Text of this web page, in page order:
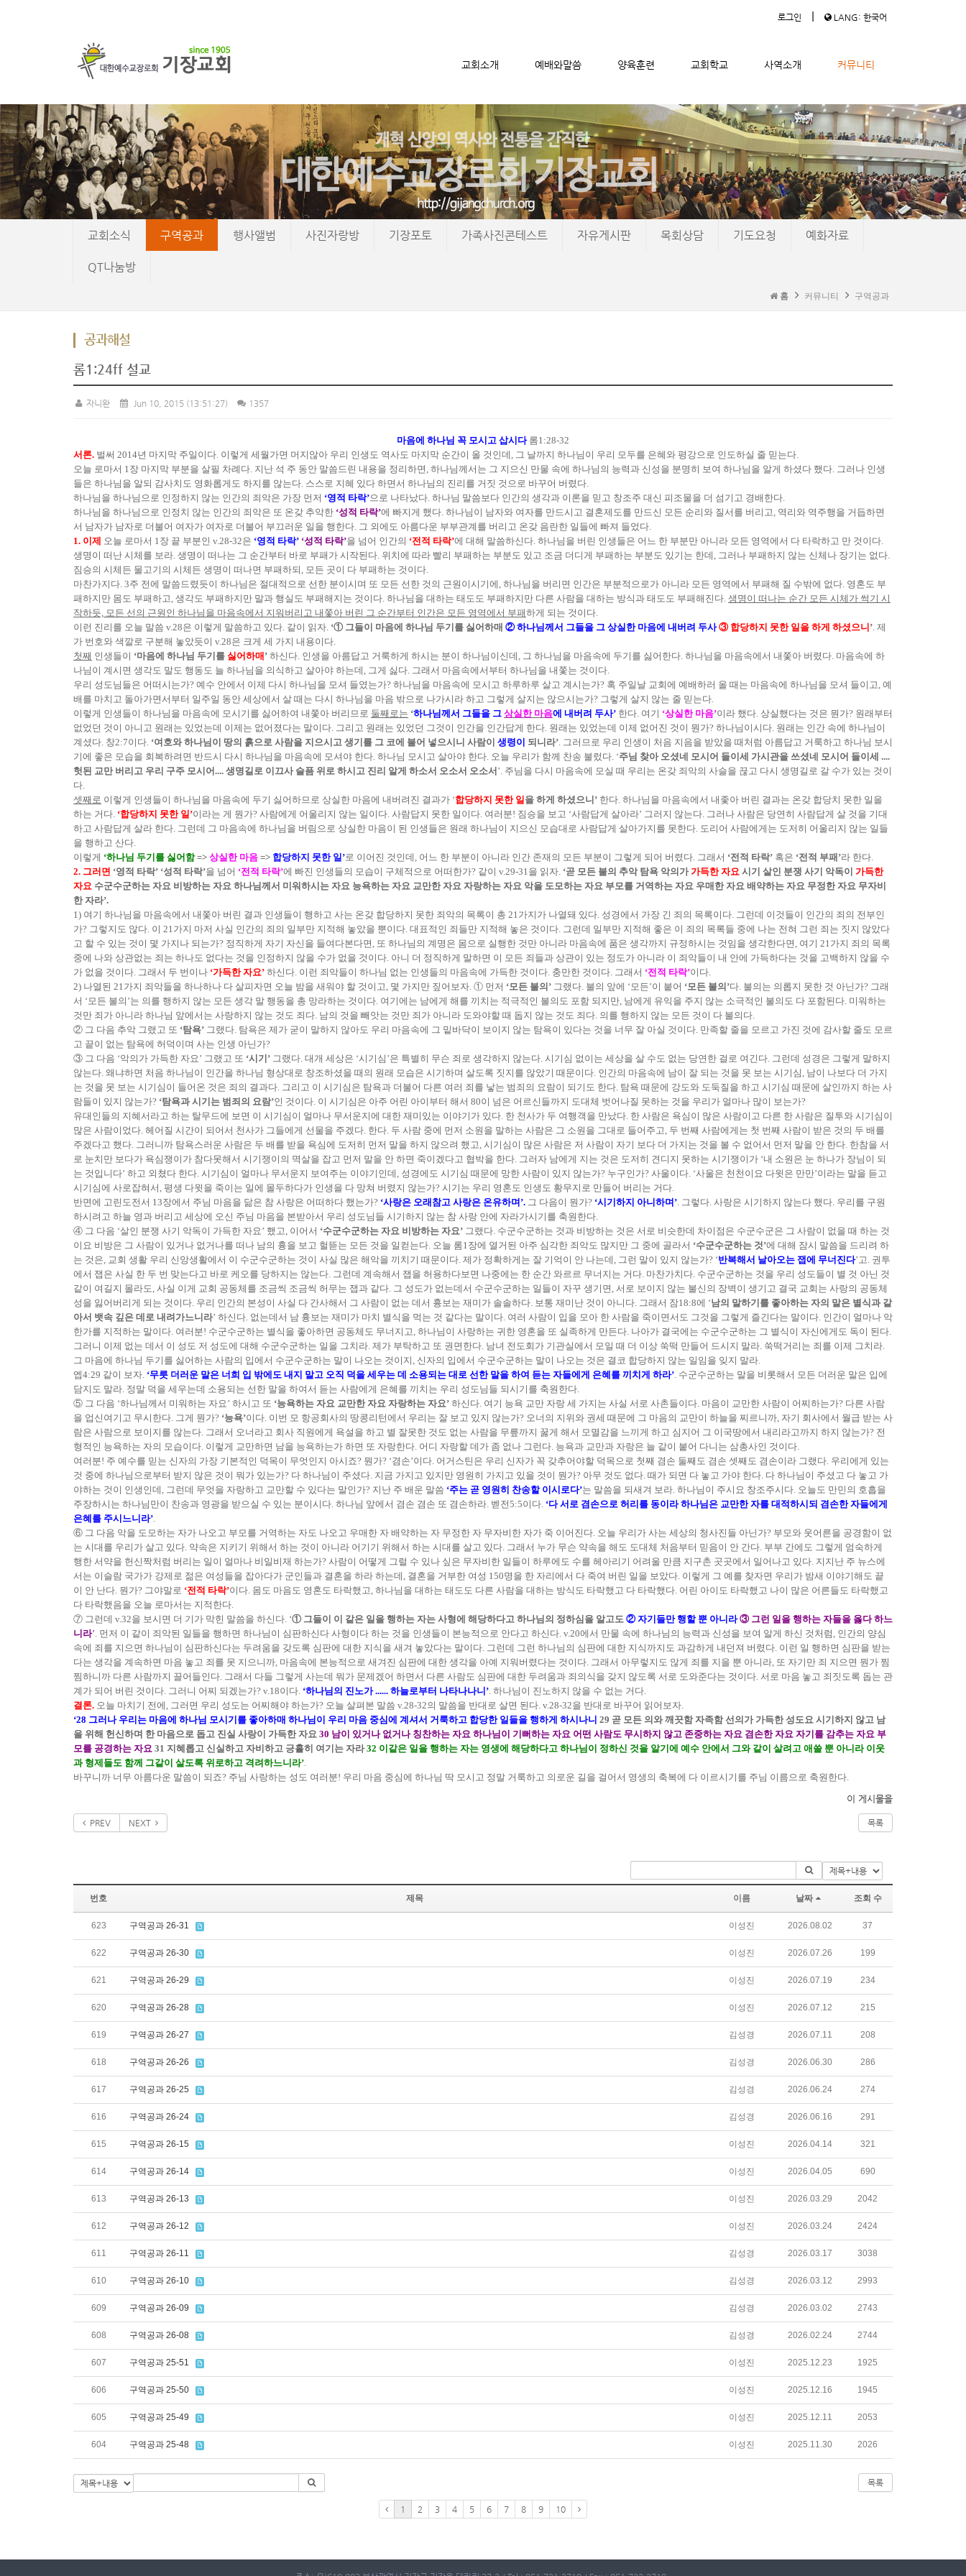
로그인 | LANG: 한국어
교회소개 예배와말씀 양육훈련 교회학교 사역소개 커뮤니티
메뉴 건너뛰기
교회소식 구역공과 행사앨범 사진자랑방 기장포토 가족사진콘테스트 자유게시판 목회상담 기도요청 예화자료
QT나눔방
홈 커뮤니티 구역공과
공과해설
롬1:24ff 설교
자니완 Jun 10, 2015 (13:51:27) 1357
마음에 하나님 꼭 모시고 삽시다롬1:28-32
서론. 벌써 2014년 마지막 주일이다. 이렇게 세월가면 머지않아 우리 인생도 역사도 마지막 순간이 올 것인데, 그 날까지 하나님이 우리 모두를 은혜와 평강으로 인도하실 줄 믿는다.
오늘 로마서 1장 마지막 부분을 살필 차례다. 지난 석 주 동안 말씀드린 내용을 정리하면, 하나님께서는 그 지으신 만물 속에 하나님의 능력과 신성을 분명히 보여 하나님을 알게 하셨다 했다. 그러나 인생
들은 하나님을 알되 감사치도 영화롭게도 하지를 않는다. 스스로 지혜 있다 하면서 하나님의 진리를 거짓 것으로 바꾸어 버렸다.
하나님을 하나님으로 인정하지 않는 인간의 죄악은 가장 먼저 ‘영적 타락’으로 나타났다. 하나님 말씀보다 인간의 생각과 이론을 믿고 창조주 대신 피조물을 더 섬기고 경배한다.
하나님을 하나님으로 인정치 않는 인간의 죄악은 또 온갖 추악한 ‘성적 타락’에 빠지게 했다. 하나님이 남자와 여자를 만드시고 결혼제도를 만드신 모든 순리와 질서를 버리고, 역리와 역주행을 거듭하면
서 남자가 남자로 더불어 여자가 여자로 더불어 부끄러운 일을 행한다. 그 외에도 아름다운 부부관계를 버리고 온갖 음란한 일들에 빠져 들었다.
1. 이제 오늘 로마서 1장 끝 부분인 v.28-32은 ‘영적 타락’ ‘성적 타락’을 넘어 인간의 ‘전적 타락’에 대해 말씀하신다. 하나님을 버린 인생들은 어느 한 부분만 아니라 모든 영역에서 다 타락하고 만 것이다.
생명이 떠난 시체를 보라. 생명이 떠나는 그 순간부터 바로 부패가 시작된다. 위치에 따라 빨리 부패하는 부분도 있고 조금 더디게 부패하는 부분도 있기는 한데, 그러나 부패하지 않는 신체나 장기는 없다.
짐승의 시체든 물고기의 시체든 생명이 떠나면 부패하되, 모든 곳이 다 부패하는 것이다.
마찬가지다. 3주 전에 말씀드렸듯이 하나님은 절대적으로 선한 분이시며 또 모든 선한 것의 근원이시기에, 하나님을 버리면 인간은 부분적으로가 아니라 모든 영역에서 부패해 질 수밖에 없다. 영혼도 부
패하지만 몸도 부패하고, 생각도 부패하지만 말과 행실도 부패해지는 것이다. 하나님을 대하는 태도도 부패하지만 다른 사람을 대하는 방식과 태도도 부패해진다. 생명이 떠나는 순간 모든 시체가 썩기 시
작하듯, 모든 선의 근원인 하나님을 마음속에서 지워버리고 내쫓아 버린 그 순간부터 인간은 모든 영역에서 부패하게 되는 것이다.
이런 진리를 오늘 말씀 v.28은 이렇게 말씀하고 있다. 같이 읽자. ‘① 그들이 마음에 하나님 두기를 싫어하매 ② 하나님께서 그들을 그 상실한 마음에 내버려 두사 ③ 합당하지 못한 일을 하게 하셨으니 ’. 제
가 번호와 색깔로 구분해 놓았듯이 v.28은 크게 세 가지 내용이다.
첫째 인생들이 ‘마음에 하나님 두기를 싫어하매 ’ 하신다. 인생을 아름답고 거룩하게 하시는 분이 하나님이신데, 그 하나님을 마음속에 두기를 싫어한다. 하나님을 마음속에서 내쫓아 버렸다. 마음속에 하
나님이 계시면 생각도 말도 행동도 늘 하나님을 의식하고 살아야 하는데, 그게 싫다. 그래서 마음속에서부터 하나님을 내쫓는 것이다.
우리 성도님들은 어떠시는가? 예수 안에서 이제 다시 하나님을 모셔 들였는가? 하나님을 마음속에 모시고 하루하루 살고 계시는가? 혹 주일날 교회에 예배하러 올 때는 마음속에 하나님을 모셔 들이고, 예
배를 마치고 돌아가면서부터 일주일 동안 세상에서 살 때는 다시 하나님을 마음 밖으로 나가시라 하고 그렇게 살지는 않으시는가? 그렇게 살지 않는 줄 믿는다.
이렇게 인생들이 하나님을 마음속에 모시기를 싫어하여 내쫓아 버리므로 둘째로는 ‘하나님께서 그들을 그 상실한 마음에 내버려 두사’ 한다. 여기 ‘상실한 마음’이라 했다. 상실했다는 것은 뭔가? 원래부터
없었던 것이 아니고 원래는 있었는데 이제는 없어졌다는 말이다. 그리고 원래는 있었던 그것이 인간을 인간답게 한다. 원래는 있었는데 이제 없어진 것이 뭔가? 하나님이시다. 원래는 인간 속에 하나님이
계셨다. 창2:7이다. ‘여호와 하나님이 땅의 흙으로 사람을 지으시고 생기를 그 코에 불어 넣으시니 사람이 생령이 되니라’. 그러므로 우리 인생이 처음 지음을 받았을 때처럼 아름답고 거룩하고 하나님 보시
기에 좋은 모습을 회복하려면 반드시 다시 하나님을 마음속에 모셔야 한다. 하나님 모시고 살아야 한다. 오늘 우리가 함께 찬송 불렀다. ‘주님 찾아 오셨네 모시어 들이세 가시관을 쓰셨네 모시어 들이세 ....
헛된 교만 버리고 우리 구주 모시어.... 생명길로 이끄사 슬픔 위로 하시고 진리 알게 하소서 오소서 오소서 ’. 주님을 다시 마음속에 모실 때 우리는 온갖 죄악의 사슬을 끊고 다시 생명길로 갈 수가 있는 것이
다.
셋째로 이렇게 인생들이 하나님을 마음속에 두기 싫어하므로 상실한 마음에 내버려진 결과가 ‘합당하지 못한 일을 하게 하셨으니’ 한다. 하나님을 마음속에서 내좇아 버린 결과는 온갖 합당치 못한 일을
하는 거다. ‘합당하지 못한 일’이라는 게 뭔가? 사람에게 어울리지 않는 일이다. 사람답지 못한 일이다. 여러분! 짐승을 보고 ‘사람답게 살아라’ 그러지 않는다. 그러나 사람은 당연히 사람답게 살 것을 기대
하고 사람답게 살라 한다. 그런데 그 마음속에 하나님을 버림으로 상실한 마음이 된 인생들은 원래 하나님이 지으신 모습대로 사람답게 살아가지를 못한다. 도리어 사람에게는 도저히 어울리지 않는 일들
을 행하고 산다.
이렇게 ‘하나님 두기를 싫어함=> 상실한 마음 => 합당하지 못한 일’로 이어진 것인데, 어느 한 부분이 아니라 인간 존재의 모든 부분이 그렇게 되어 버렸다. 그래서 ‘전적 타락’ 혹은 ‘전적 부패’라 한다.
2. 그러면 ‘영적 타락’ ‘성적 타락’을 넘어 ‘전적 타락’에 빠진 인생들의 모습이 구체적으로 어떠한가? 같이 v.29-31을 읽자. ‘곧 모든 불의 추악 탐욕 악의가가득한 자요 시기 살인 분쟁 사기 악독이 가득한
자요 수군수군하는 자요 비방하는 자요 하나님께서 미워하시는 자요 능욕하는 자요 교만한 자요 자랑하는 자요 악을 도모하는 자요 부모를 거역하는 자요 우매한 자요 배약하는 자요 무정한 자요 무자비
한 자라’.
1) 여기 하나님을 마음속에서 내쫓아 버린 결과 인생들이 행하고 사는 온갖 합당하지 못한 죄악의 목록이 총 21가지가 나열돼 있다. 성경에서 가장 긴 죄의 목록이다. 그런데 이것들이 인간의 죄의 전부인
가? 그렇지도 않다. 이 21가지 마저 사실 인간의 죄의 일부만 지적해 놓았을 뿐이다. 대표적인 죄들만 지적해 놓은 것이다. 그런데 일부만 지적해 좋은 이 죄의 목록들 중에 나는 전혀 그런 죄는 짓지 않았다
고 할 수 있는 것이 몇 가지나 되는가? 정직하게 자기 자신을 들여다본다면, 또 하나님의 계명은 몸으로 실행한 것만 아니라 마음속에 품은 생각까지 규정하시는 것임을 생각한다면, 여기 21가지 죄의 목록
중에 나와 상관없는 죄는 하나도 없다는 것을 인정하지 않을 수가 없을 것이다. 아니 더 정직하게 말하면 이 모든 죄들과 상관이 있는 정도가 아니라 이 죄악들이 내 안에 가득하다는 것을 고백하지 않을 수
가 없을 것이다. 그래서 두 번이나 ‘가득한 자요’ 하신다. 이런 죄악들이 하나님 없는 인생들의 마음속에 가득한 것이다. 충만한 것이다. 그래서 ‘전적 타락’이다.
2) 나열된 21가지 죄악들을 하나하나 다 살피자면 오늘 밤을 새워야 할 것이고, 몇 가지만 짚어보자. ① 먼저 ‘모든 불의’ 그랬다. 불의 앞에 ‘모든’이 붙어 ‘모든 불의’다. 불의는 의롭지 못한 것 아닌가? 그래
서 ‘모든 불의’는 의를 행하지 않는 모든 생각 말 행동을 총 망라하는 것이다. 여기에는 남에게 해를 끼치는 적극적인 불의도 포함 되지만, 남에게 유익을 주지 않는 소극적인 불의도 다 포함된다. 미워하는
것만 죄가 아니라 하나님 앞에서는 사랑하지 않는 것도 죄다. 남의 것을 빼앗는 것만 죄가 아니라 도와야할 때 돕지 않는 것도 죄다. 의를 행하지 않는 모든 것이 다 불의다.
② 그 다음 추악 그랬고 또 ‘탐욕’ 그랬다. 탐욕은 제가 굳이 말하지 않아도 우리 마음속에 그 밑바닥이 보이지 않는 탐욕이 있다는 것을 너무 잘 아실 것이다. 만족할 줄을 모르고 가진 것에 감사할 줄도 모르
고 끝이 없는 탐욕에 허덕이며 사는 인생 아닌가?
③ 그 다음 ‘악의가 가득한 자요’ 그랬고 또 ‘시기’ 그랬다. 대개 세상은 ‘시기심’은 특별히 무슨 죄로 생각하지 않는다. 시기심 없이는 세상을 살 수도 없는 당연한 걸로 여긴다. 그런데 성경은 그렇게 말하지
않는다. 왜냐하면 처음 하나님이 인간을 하나님 형상대로 창조하셨을 때의 원래 모습은 시기하며 살도록 짓지를 않았기 때문이다. 인간의 마음속에 남이 잘 되는 것을 못 보는 시기심, 남이 나보다 더 가지
는 것을 못 보는 시기심이 들어온 것은 죄의 결과다. 그리고 이 시기심은 탐욕과 더불어 다른 여러 죄를 낳는 범죄의 요람이 되기도 한다. 탐욕 때문에 강도와 도둑질을 하고 시기심 때문에 살인까지 하는 사
람들이 있지 않는가? ‘탐욕과 시기는 범죄의 요람’인 것이다. 이 시기심은 아주 어린 아이부터 해서 80이 넘은 어르신들까지 도대체 벗어나질 못하는 것을 우리가 얼마나 많이 보는가?
유대인들의 지혜서라고 하는 탈무드에 보면 이 시기심이 얼마나 무서운지에 대한 재미있는 이야기가 있다. 한 천사가 두 여행객을 만났다. 한 사람은 욕심이 많은 사람이고 다른 한 사람은 질투와 시기심이
많은 사람이었다. 헤어질 시간이 되어서 천사가 그들에게 선물을 주겠다. 한다. 두 사람 중에 먼저 소원을 말하는 사람은 그 소원을 그대로 들어주고, 두 번째 사람에게는 첫 번째 사람이 받은 것의 두 배를
주겠다고 했다. 그러니까 탐욕스러운 사람은 두 배를 받을 욕심에 도저히 먼저 말을 하지 않으려 했고, 시기심이 많은 사람은 저 사람이 자기 보다 더 가지는 것을 볼 수 없어서 먼저 말을 안 한다. 한참을 서
로 눈치만 보다가 욕심쟁이가 참다못해서 시기쟁이의 멱살을 잡고 먼저 말을 안 하면 죽이겠다고 협박을 한다. 그러자 남에게 지는 것은 도저히 견디지 못하는 시기쟁이가 ‘내 소원은 눈 하나가 장님이 되
는 것입니다’ 하고 외쳤다 한다. 시기심이 얼마나 무서운지 보여주는 이야기인데, 성경에도 시기심 때문에 망한 사람이 있지 않는가? 누구인가? 사울이다. ‘사울은 천천이요 다윗은 만만’이라는 말을 듣고
시기심에 사로잡혀서, 평생 다윗을 죽이는 일에 몰두하다가 인생을 다 망쳐 버렸지 않는가? 시기는 우리 영혼도 인생도 황무지로 만들어 버리는 거다.
반면에 고린도전서 13장에서 주님 마음을 닮은 참 사랑은 어떠하다 했는가? ‘사랑은 오래참고 사랑은 온유하며’. 그 다음이 뭔가? ‘시기하지 아니하며’. 그렇다. 사랑은 시기하지 않는다 했다. 우리를 구원
하시려고 하늘 영과 버리고 세상에 오신 주님 마음을 본받아서 우리 성도님들 시기하지 않는 참 사랑 안에 자라가시기를 축원한다.
④ 그 다음 ‘살인 분쟁 사기 악독이 가득한 자요’ 했고, 이어서 ‘수군수군하는 자요 비방하는 자요’ 그랬다. 수군수군하는 것과 비방하는 것은 서로 비슷한데 차이점은 수군수군은 그 사람이 없을 때 하는 것
이요 비방은 그 사람이 있거나 없거나를 떠나 남의 흉을 보고 헐뜯는 모든 것을 일컫는다. 오늘 롬1장에 열거된 아주 심각한 죄악도 많지만 그 중에 골라서 ‘수군수군하는 것’에 대해 잠시 말씀을 드리려 하
는 것은, 교회 생활 우리 신앙생활에서 이 수군수군하는 것이 사실 많은 해악을 끼치기 때문이다. 제가 정확하게는 잘 기억이 안 나는데, 그런 말이 있지 않는가? ‘반복해서 날아오는 잽에 무너진다’고. 권투
에서 잽은 사실 한 두 번 맞는다고 바로 케오를 당하지는 않는다. 그런데 계속해서 잽을 허용하다보면 나중에는 한 순간 와르르 무너지는 거다. 마찬가치다. 수군수군하는 것을 우리 성도들이 별 것 아닌 것
같이 여길지 몰라도, 사실 이게 교회 공동체를 조금씩 조금씩 허무는 잽과 같다. 그 성도가 없는데서 수군수군하는 일들이 자꾸 생기면, 서로 보이지 않는 불신의 장벽이 생기고 결국 교회는 사랑의 공동체
성을 잃어버리게 되는 것이다. 우리 인간의 본성이 사실 다 간사해서 그 사람이 없는 데서 흉보는 재미가 솔솔하다. 보통 재미난 것이 아니다. 그래서 잠18:8에 ‘남의 말하기를 좋아하는 자의 말은 별식과 같
아서 뱃속 깊은 데로 내려가느니라’ 하신다. 없는데서 남 흉보는 재미가 마치 별식을 먹는 것 같다는 말이다. 여러 사람이 입을 모아 한 사람을 죽이면서도 그것을 그렇게 즐긴다는 말이다. 인간이 얼마나 악
한가를 지적하는 말이다. 여러분! 수군수군하는 별식을 좋아하면 공동체도 무너지고, 하나님이 사랑하는 귀한 영혼을 또 실족하게 만든다. 나아가 결국에는 수군수군하는 그 별식이 자신에게도 독이 된다.
그러니 이제 없는 데서 이 성도 저 성도에 대해 수군수군하는 일을 그치라. 제가 부탁하고 또 권면한다. 남녀 전도회가 기관실에서 모일 때 더 이상 쑥떡 만들어 드시지 말라. 쑥떡거리는 죄를 이제 그치라.
그 마음에 하나님 두기를 싫어하는 사람의 입에서 수군수군하는 말이 나오는 것이지, 신자의 입에서 수군수군하는 말이 나오는 것은 결코 합당하지 않는 일임을 잊지 말라.
엡4:29 같이 보자. ‘무릇 더러운 말은 너희 입 밖에도 내지 말고 오직 덕을 세우는 데 소용되는 대로 선한 말을 하여 듣는 자들에게 은혜를 끼치게 하라’. 수군수군하는 말을 비롯해서 모든 더러운 말은 입에
담지도 말라. 정말 덕을 세우는데 소용되는 선한 말을 하여서 듣는 사람에게 은혜를 끼치는 우리 성도님들 되시기를 축원한다.
⑤ 그 다음 ‘하나님께서 미워하는 자요’ 하시고 또 ‘능욕하는 자요 교만한 자요 자랑하는 자요’ 하신다. 여기 능욕 교만 자랑 세 가지는 사실 서로 사촌들이다. 마음이 교만한 사람이 어찌하는가? 다른 사람
을 업신여기고 무시한다. 그게 뭔가? ‘능욕’이다. 이번 모 항공회사의 땅콩리턴에서 우리는 잘 보고 있지 않는가? 오너의 지위와 권세 때문에 그 마음의 교만이 하늘을 찌르니까, 자기 회사에서 월급 받는 사
람은 사람으로 보이지를 않는다. 그래서 오너라고 회사 직원에게 욕설을 하고 별 잘못한 것도 없는 사람을 무릎까지 꿇게 해서 모멸감을 느끼게 하고 심지어 그 이국땅에서 내리라고까지 하지 않는가? 전
형적인 능욕하는 자의 모습이다. 이렇게 교만하면 남을 능욕하는가 하면 또 자랑한다. 어디 자랑할 데가 좀 없나 그런다. 능욕과 교만과 자랑은 늘 같이 붙어 다니는 삼총사인 것이다.
여러분! 주 예수를 믿는 신자의 가장 기본적인 덕목이 무엇인지 아시죠? 뭔가? ‘겸손’이다. 어거스틴은 우리 신자가 꼭 갖추어야할 덕목으로 첫째 겸손 둘째도 겸손 셋째도 겸손이라 그랬다. 우리에게 있는
것 중에 하나님으로부터 받지 않은 것이 뭐가 있는가? 다 하나님이 주셨다. 지금 가지고 있지만 영원히 가지고 있을 것이 뭔가? 아무 것도 없다. 때가 되면 다 놓고 가야 한다. 다 하나님이 주셨고 다 놓고 가
야하는 것이 인생인데, 그런데 무엇을 자랑하고 교만할 수 있다는 말인가? 지난 주 배운 말씀 ‘주는 곧 영원히 찬송할 이시로다’는 말씀을 되새겨 보라. 하나님이 주시요 창조주시다. 오늘도 만민의 호흡을
주장하시는 하나님만이 찬송과 영광을 받으실 수 있는 분이시다. 하나님 앞에서 겸손 겸손 또 겸손하라. 벧전5:5이다. ‘다 서로 겸손으로 허리를 동이라 하나님은 교만한 자를 대적하시되 겸손한 자들에게
은혜를 주시느니라’.
⑥ 그 다음 악을 도모하는 자가 나오고 부모를 거역하는 자도 나오고 우매한 자 배약하는 자 무정한 자 무자비한 자가 죽 이어진다. 오늘 우리가 사는 세상의 청사진들 아닌가? 부모와 웃어른을 공경함이 없
는 시대를 우리가 살고 있다. 약속은 지키기 위해서 하는 것이 아니라 어기기 위해서 하는 시대를 살고 있다. 그래서 누가 무슨 약속을 해도 도대체 처음부터 믿음이 안 간다. 부부 간에도 그렇게 엄숙하게
행한 서약을 헌신짝처럼 버리는 일이 얼마나 비일비재 하는가? 사람이 어떻게 그럴 수 있나 싶은 무자비한 일들이 하루에도 수를 헤아리기 어려울 만큼 지구촌 곳곳에서 일어나고 있다. 지지난 주 뉴스에
서는 이슬람 국가가 강제로 젊은 여성들을 잡아다가 군인들과 결혼을 하라 하는데, 결혼을 거부한 여성 150명을 한 자리에서 다 죽여 버린 일을 보았다. 이렇게 그 예를 찾자면 우리가 밤새 이야기해도 끝
이 안 난다. 뭔가? 그야말로 ‘전적 타락’이다. 몸도 마음도 영혼도 타락했고, 하나님을 대하는 태도도 다른 사람을 대하는 방식도 타락했고 다 타락했다. 어린 아이도 타락했고 나이 많은 어른들도 타락했고
다 타락했음을 오늘 로마서는 지적한다.
⑦ 그런데 v.32을 보시면 더 기가 막힌 말씀을 하신다. ‘① 그들이 이 같은 일을 행하는 자는 사형에 해당하다고 하나님의 정하심을 알고도 ② 자기들만 행할 뿐 아니라 ③ 그런 일을 행하는 자들을 옳다 하느
니라’. 먼저 이 같이 죄악된 일들을 행하면 하나님이 심판하신다 사형이다 하는 것을 인생들이 본능적으로 안다고 하신다. v.20에서 만물 속에 하나님의 능력과 신성을 보여 알게 하신 것처럼, 인간의 양심
속에 죄를 지으면 하나님이 심판하신다는 두려움을 갖도록 심판에 대한 지식을 새겨 놓았다는 말이다. 그런데 그런 하나님의 심판에 대한 지식까지도 과감하게 내던져 버렸다. 이런 일 행하면 심판을 받는
다는 생각을 계속하면 마음 놓고 죄를 못 지으니까, 마음속에 본능적으로 새겨진 심판에 대한 생각을 아예 지워버렸다는 것이다. 그래서 아무렇지도 않게 죄를 지을 뿐 아니라, 또 자기만 죄 지으면 뭔가 찜
찜하니까 다른 사람까지 끌어들인다. 그래서 다들 그렇게 사는데 뭐가 문제겠어 하면서 다른 사람도 심판에 대한 두려움과 죄의식을 갖지 않도록 서로 도와준다는 것이다. 서로 마음 놓고 죄짓도록 돕는 관
계가 되어 버린 것이다. 그러니 어찌 되겠는가? v.18이다. ‘하나님의 진노가 ...... 하늘로부터 나타나나니’. 하나님이 진노하지 않을 수 없는 거다.
결론. 오늘 마치기 전에, 그러면 우리 성도는 어찌해야 하는가? 오늘 살펴본 말씀 v.28-32의 말씀을 반대로 살면 된다. v.28-32을 반대로 바꾸어 읽어보자.
‘28 그러나 우리는 마음에 하나님 모시기를 좋아하매 하나님이 우리 마음 중심에 계셔서 거룩하고 합당한 일들을 행하게 하시나니 29 곧 모든 의와 깨끗함 자족함 선의가 가득한 성도요 시기하지 않고 남
을 위해 헌신하며 한 마음으로 돕고 진실 사랑이 가득한 자요 30 남이 있거나 없거나 칭찬하는 자요 하나님이 기뻐하는 자요 어떤 사람도 무시하지 않고 존중하는 자요 겸손한 자요 자기를 감추는 자요 부
모를 공경하는 자요 31 지혜롭고 신실하고 자비하고 긍휼히 여기는 자라 32 이같은 일을 행하는 자는 영생에 해당하다고 하나님이 정하신 것을 알기에 예수 안에서 그와 같이 살려고 애쓸 뿐 아니라 이웃
과 형제들도 함께 그같이 살도록 위로하고 격려하느니라’.
바꾸니까 너무 아름다운 말씀이 되죠? 주님 사랑하는 성도 여러분! 우리 마음 중심에 하나님 딱 모시고 정말 거룩하고 의로운 길을 걸어서 영생의 축복에 다 이르시기를 주님 이름으로 축원한다.
이 게시물을
PREV NEXT 목록
번호 제목 이름 날짜 조회 수
623 구역공과 26-31 이성진 2026.08.02 37
622 구역공과 26-30 이성진 2026.07.26 199
621 구역공과 26-29 이성진 2026.07.19 234
620 구역공과 26-28 이성진 2026.07.12 215
619 구역공과 26-27 김성경 2026.07.11 208
618 구역공과 26-26 김성경 2026.06.30 286
617 구역공과 26-25 김성경 2026.06.24 274
616 구역공과 26-24 김성경 2026.06.16 291
615 구역공과 26-15 이성진 2026.04.14 321
614 구역공과 26-14 이성진 2026.04.05 690
613 구역공과 26-13 이성진 2026.03.29 2042
612 구역공과 26-12 이성진 2026.03.24 2424
611 구역공과 26-11 김성경 2026.03.17 3038
610 구역공과 26-10 김성경 2026.03.12 2993
609 구역공과 26-09 김성경 2026.03.02 2743
608 구역공과 26-08 김성경 2026.02.24 2744
607 구역공과 25-51 이성진 2025.12.23 1925
606 구역공과 25-50 이성진 2025.12.16 1945
605 구역공과 25-49 이성진 2025.12.11 2053
604 구역공과 25-48 이성진 2025.11.30 2026
목록
1 2 3 4 5 6 7 8 9 10